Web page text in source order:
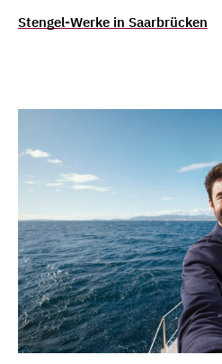
Stengel-Werke in Saarbrücken